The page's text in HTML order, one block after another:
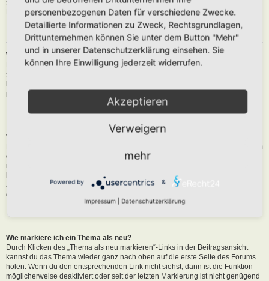
siehst du eine Schaltfläche in der Nähe des Beitrags, um diesen zu melden.
Du wirst dann durch die weiteren Schritte geführt.
Nach oben
Was bewirkt die „Speichern“-Schaltfläche beim Schreiben eines Beitrags?
Hiermit kannst du die geschriebene Entwürfe speichern und zu einem
späteren Zeitpunkt vervollständigen und absenden. Den gesicherten Beitrag
kannst du mit der Funktion „Gespeicherte Entwürfe verwalten“ in deinem
persönlichen Bereich erneut laden.
Nach oben
Warum muss mein Beitrag erst freigegeben werden?
Die Board-Administration kann entschieden haben, dass in dem Forum, in dem
du einen Beitrag erstellt hast, die Beiträge zuerst geprüft werden müssen. Es
ist auch möglich, dass die Administration dich zu einer Gruppe von Benutzern
hinzugefügt hat, bei denen sie die Beiträge erst begutachten möchte, bevor sie
auf der Seite sichtbar werden. Bitte kontaktiere die Board-Administration, wenn
du weitere Informationen dazu benötigst.
Wie markiere ich ein Thema als neu?
Durch Klicken des „Thema als neu markieren“-Links in der Beitragsansicht
kannst du das Thema wieder ganz nach oben auf die erste Seite des Forums
holen. Wenn du den entsprechenden Link nicht siehst, dann ist die Funktion
möglicherweise deaktiviert oder seit der letzten Markierung ist nicht genügend
personenbezogenen Daten für verschiedene Zwecke.
Detaillierte Informationen zu Zweck, Rechtsgrundlagen,
Drittunternehmen können Sie unter dem Button "Mehr"
und in unserer Datenschutzerklärung einsehen. Sie
können Ihre Einwilligung jederzeit widerrufen.
Akzeptieren
Verweigern
mehr
Powered by &
Impressum Datenschutzerklärung